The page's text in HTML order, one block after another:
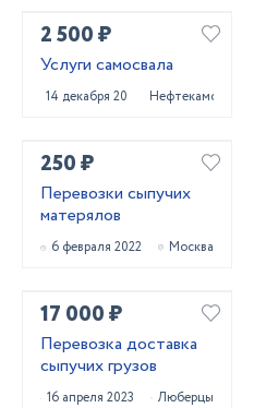
2 500 ₽
Услуги самосвала
14 декабря 2023 Нефтекамск
250 ₽
Перевозки сыпучих
матерялов
6 февраля 2022 Москва
17 000 ₽
Перевозка доставка
сыпучих грузов
16 апреля 2023 Люберцы